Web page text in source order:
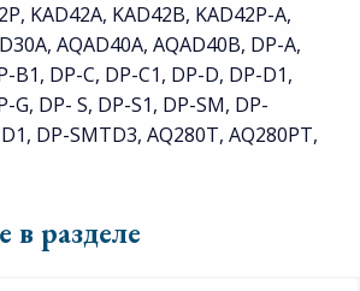
KAD42A, KAD42B, KAD42P-A,
AQAD40A, AQAD40B, DP-A,
B1, DP-C, DP-C1, DP-D, DP-D1,
G, DP- S, DP-S1, DP-SM, DP-
DP-SMTD3, AQ280T, AQ280PT,
разделе